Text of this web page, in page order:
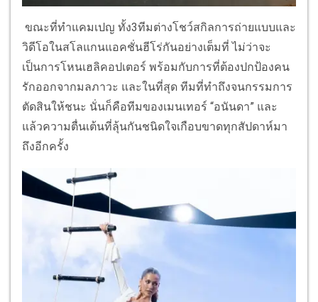
ขณะที่ทำแคมเปญ ทั้ง3ทีมต่างโชว์สกิลการถ่ายแบบและ
วิดีโอในสโลแกนแอคชั่นฮีโร่กันอย่างเต็มที่ ไม่ว่าจะ
เป็นการโหนเฮลิคอปเตอร์ พร้อมกับการที่ต้องปกป้องคน
รักออกจากมลภาวะ และในที่สุด ทีมที่ทำถึงจนกรรมการ
ตัดสินให้ชนะ นั่นก็คือทีมของเมนเทอร์ “อนันดา” และ
แล้วความตื่นเต้นที่ลุ้นกันชนิดใจเกือบขาดทุกสัปดาห์มา
ถึงอีกครั้ง